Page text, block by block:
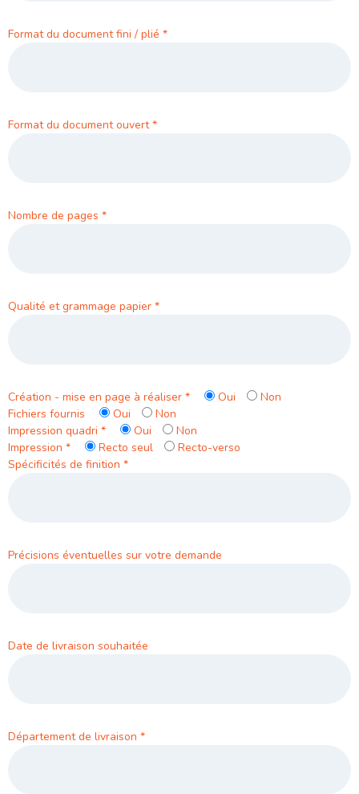
Format du document fini / plié *
Format du document ouvert*
Nombre de pages *
Qualité et grammage papier *
Création - mise en page à réaliser * Oui
Non
Fichiers fournis
Oui
Non
Impression quadri * Oui
Non
Impression * Recto seul
Recto-verso
Spécificités de finition *
Précisions éventuelles sur votre demande
Date de livraison souhaitée
Département de livraison *